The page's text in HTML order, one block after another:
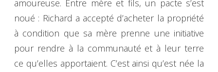
amoureuse. Entre mère et fils, un pacte s’est
noué : Richard a accepté d’acheter la propriété
à condition que sa mère prenne une initiative
pour rendre à la communauté et à leur terre
ce qu’elles apportaient. C’est ainsi qu’est née la